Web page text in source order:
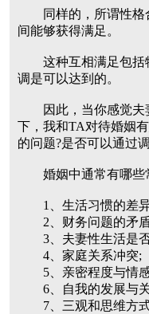
同样的，所谓性格
间能够获得满足。
这种互相满足包括
调是可以达到的。
因此，当你感觉夫
下，我和TA对待婚姻
的问题?是否可以通过
婚姻中通常有哪些
1、生活习惯的差
2、财务问题的矛
3、夫妻性生活是
4、家庭关系冲突;
5、亲密程度与情感
6、自我的发展与关
7、三观和思维方式